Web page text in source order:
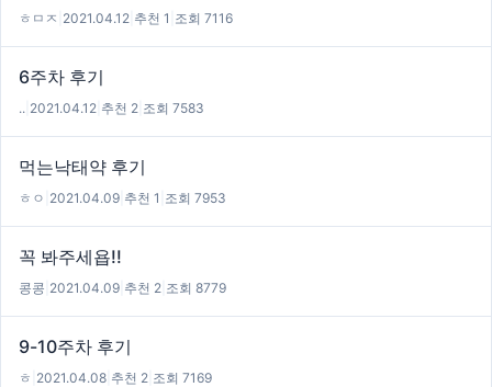
ㅎㅁㅈ 2021.04.12 추천 1 조회 7116
6주차 후기
.. 2021.04.12 추천 2 조회 7583
먹는낙태약 후기
ㅎㅇ 2021.04.09 추천 1 조회 7953
꼭 봐주세욥!!
콩콩 2021.04.09 추천 2 조회 8779
9-10주차 후기
ㅎ 2021.04.08 추천 2 조회 7169